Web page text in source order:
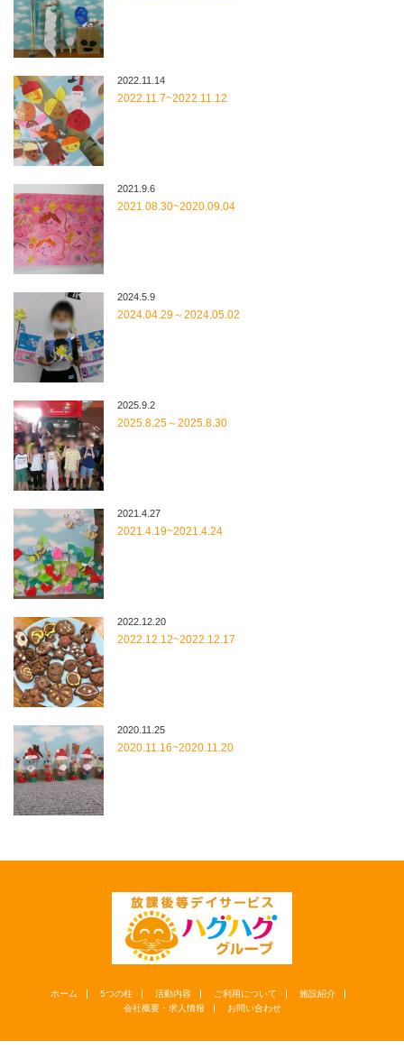
2022.11.14
2022.11.7~2022.11.12
2021.9.6
2021.08.30~2020.09.04
2024.5.9
2024.04.29～2024.05.02
2025.9.2
2025.8.25～2025.8.30
2021.4.27
2021.4.19~2021.4.24
2022.12.20
2022.12.12~2022.12.17
2020.11.25
2020.11.16~2020.11.20
ホーム 5つの柱 活動内容 ご利用について
施設紹介
会社概要・求人情報
お問い合わせ